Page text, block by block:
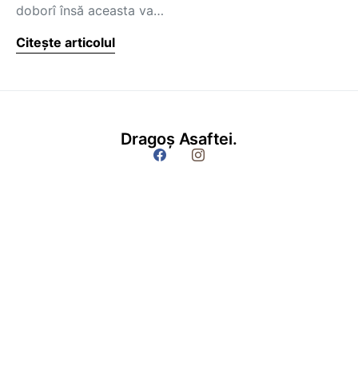
doborî însă aceasta va…
Citește articolul
Dragoș Asaftei.